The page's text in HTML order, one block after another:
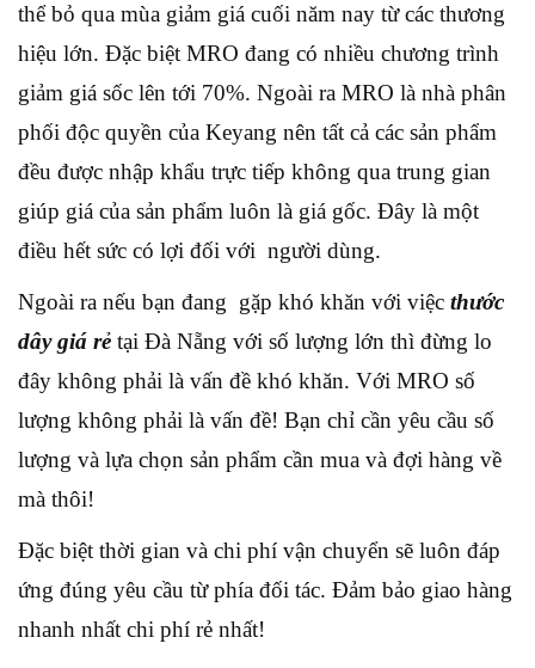
thể bỏ qua mùa giảm giá cuối năm nay từ các thương
hiệu lớn. Đặc biệt MRO đang có nhiều chương trình
giảm giá sốc lên tới 70%. Ngoài ra MRO là nhà phân
phối độc quyền của Keyang nên tất cả các sản phẩm
đều được nhập khẩu trực tiếp không qua trung gian
giúp giá của sản phẩm luôn là giá gốc. Đây là một
điều hết sức có lợi đối với người dùng.
Ngoài ra nếu bạn đang gặp khó khăn với việc thước
dây giá rẻ tại Đà Nẵng với số lượng lớn thì đừng lo
đây không phải là vấn đề khó khăn. Với MRO số
lượng không phải là vấn đề! Bạn chỉ cần yêu cầu số
lượng và lựa chọn sản phẩm cần mua và đợi hàng về
mà thôi!
Đặc biệt thời gian và chi phí vận chuyển sẽ luôn đáp
ứng đúng yêu cầu từ phía đối tác. Đảm bảo giao hàng
nhanh nhất chi phí rẻ nhất!